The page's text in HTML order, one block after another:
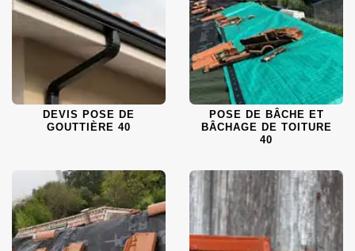
DEVIS POSE DE
GOUTTIÈRE 40
POSE DE BÂCHE ET
BÂCHAGE DE TOITURE
40